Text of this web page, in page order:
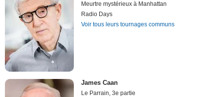
Meurtre mystérieux à Manhattan
Radio Days
Voir tous leurs tournages communs
James Caan
Le Parrain, 3e partie